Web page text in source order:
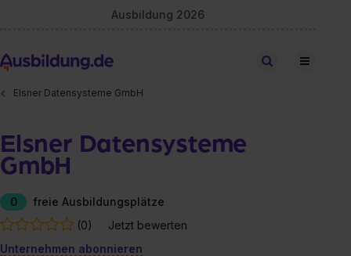
Ausbildung 2026
Stellen finden
Elsner Datensysteme GmbH
Elsner Datensysteme
GmbH
0
freie Ausbildungsplätze
(0)
Jetzt bewerten
Unternehmen abonnieren